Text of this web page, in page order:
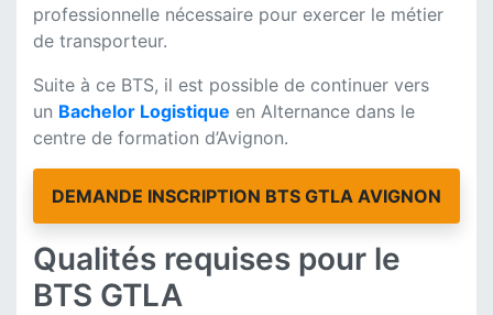
professionnelle nécessaire pour exercer le métier
de transporteur.
Suite à ce BTS, il est possible de continuer vers
un Bachelor Logistique en Alternance dans le
centre de formation d’Avignon.
DEMANDE INSCRIPTION BTS GTLA AVIGNON
Qualités requises pour le
BTS GTLA